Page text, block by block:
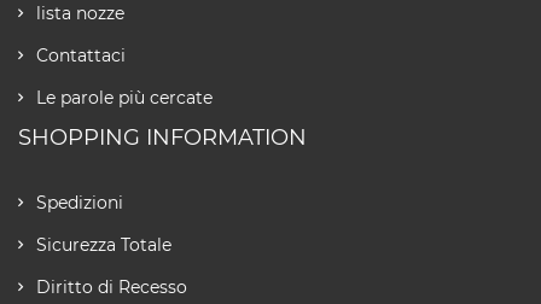
lista nozze
Contattaci
Le parole più cercate
SHOPPING INFORMATION
Spedizioni
Sicurezza Totale
Diritto di Recesso